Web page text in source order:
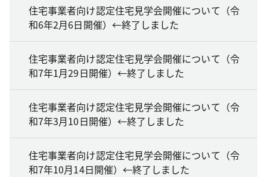
住宅事業者向け認定住宅見学会開催について（令
和6年2月6日開催）←終了しました
住宅事業者向け認定住宅見学会開催について（令
和7年1月29日開催）←終了しました
住宅事業者向け認定住宅見学会開催について（令
和7年3月10日開催）←終了しました
住宅事業者向け認定住宅見学会開催について（令
和7年10月14日開催）←終了しました